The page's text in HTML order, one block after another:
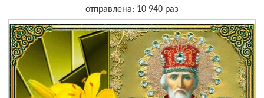
отправлена: 10 940 раз